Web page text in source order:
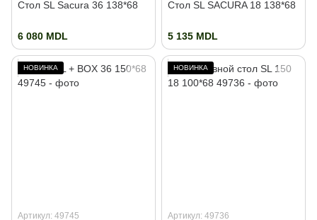
Стол SL Sacura 36 138*68
6 080 MDL
Стол SL SACURA 18 138*68
5 135 MDL
НОВИНКА
Артикул: 49745
НОВИНКА
Артикул: 49736